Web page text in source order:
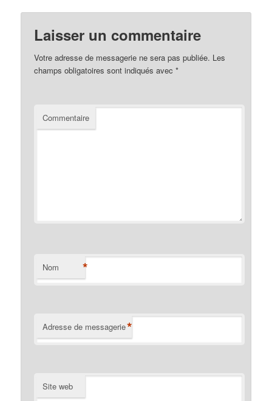
Laisser un commentaire
Votre adresse de messagerie ne sera pas publiée. Les
champs obligatoires sont indiqués avec*
Commentaire
Nom *
Adresse de messagerie*
Site web